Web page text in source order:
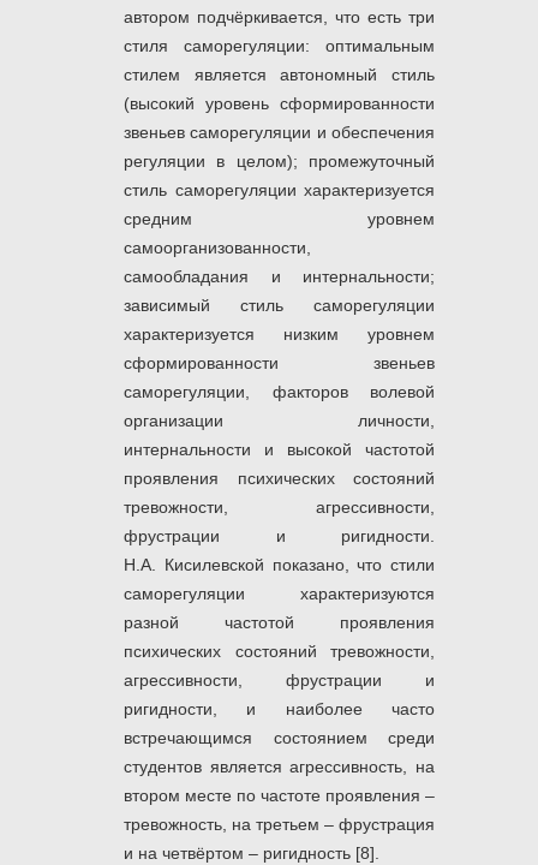
автором подчёркивается, что есть три
стиля саморегуляции: оптимальным
стилем является автономный стиль
(высокий уровень сформированности
звеньев саморегуляции и обеспечения
регуляции в целом); промежуточный
стиль саморегуляции характеризуется
средним уровнем
самоорганизованности,
самообладания и интернальности;
зависимый стиль саморегуляции
характеризуется низким уровнем
сформированности звеньев
саморегуляции, факторов волевой
организации личности,
интернальности и высокой частотой
проявления психических состояний
тревожности, агрессивности,
фрустрации и ригидности.
Н.А. Кисилевской показано, что стили
саморегуляции характеризуются
разной частотой проявления
психических состояний тревожности,
агрессивности, фрустрации и
ригидности, и наиболее часто
встречающимся состоянием среди
студентов является агрессивность, на
втором месте по частоте проявления –
тревожность, на третьем – фрустрация
и на четвёртом – ригидность [8].